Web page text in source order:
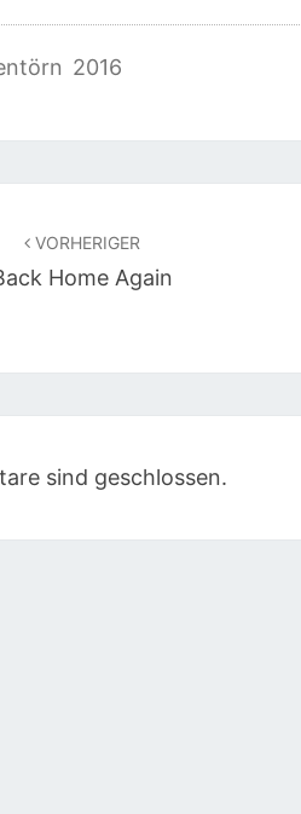
2016
VORHERIGER
Home Again
sind geschlossen.